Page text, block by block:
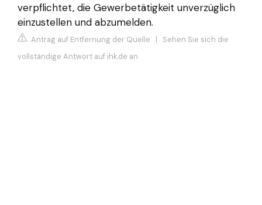
verpflichtet, die Gewerbetätigkeit unverzüglich
einzustellen und abzumelden.
Antrag auf Entfernung der Quelle | Sehen Sie sich die
vollständige Antwort auf ihk.de an